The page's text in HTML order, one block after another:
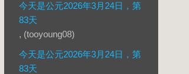
今天是公元2026年3月24日，第
83天
, (tooyoung08)
今天是公元2026年3月24日，第
83天